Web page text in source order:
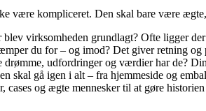
være kompliceret. Den skal bare være
virksomheden grundlagt? Ofte ligger
du for – og imod? Det giver retning og
udfordringer og værdier har de?
skal gå igen i alt – fra hjemmeside og
cases og ægte mennesker til at gøre